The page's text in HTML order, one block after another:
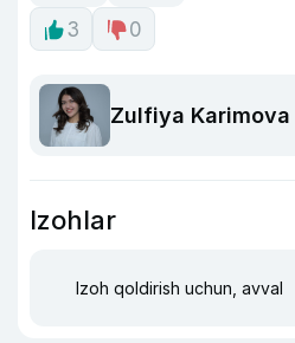
3
0
Zulfiya Karimova
Izohlar
Izoh qoldirish uchun, avval